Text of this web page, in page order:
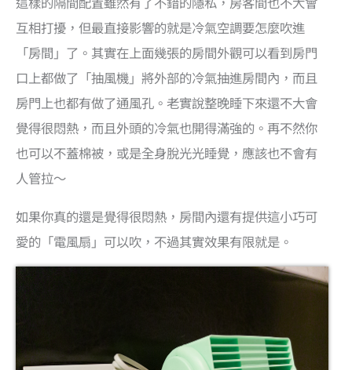
互相打擾，但最直接影響的就是冷氣空調要怎麼吹進
「房間」了。其實在上面幾張的房間外觀可以看到房門
口上都做了「抽風機」將外部的冷氣抽進房間內，而且
房門上也都有做了通風孔。老實說整晚睡下來還不大會
覺得很悶熱，而且外頭的冷氣也開得滿強的。再不然你
也可以不蓋棉被，或是全身脫光光睡覺，應該也不會有
人管拉～
如果你真的還是覺得很悶熱，房間內還有提供這小巧可
愛的「電風扇」可以吹，不過其實效果有限就是。